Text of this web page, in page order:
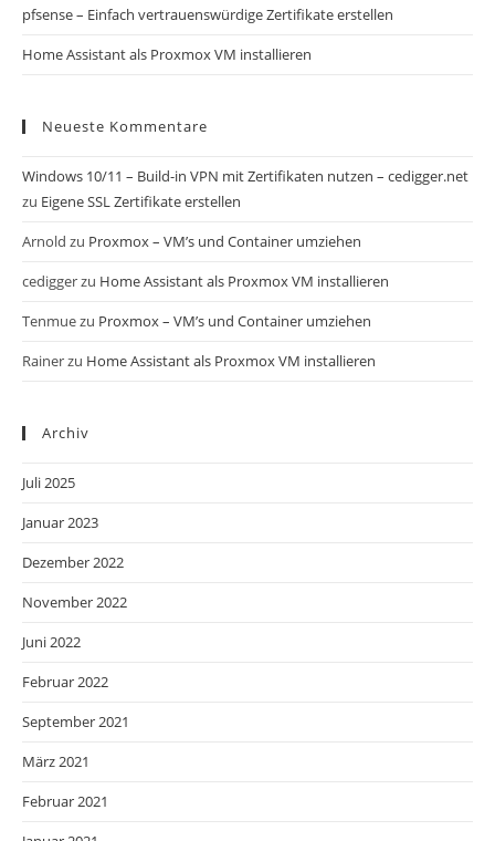
pfsense – Einfach vertrauenswürdige Zertifikate erstellen
Home Assistant als Proxmox VM installieren
Neueste Kommentare
Windows 10/11 – Build-in VPN mit Zertifikaten nutzen – cedigger.net
zu Eigene SSL Zertifikate erstellen
Arnold zu Proxmox – VM’s und Container umziehen
cediggerzu Home Assistant als Proxmox VM installieren
Tenmuezu Proxmox – VM’s und Container umziehen
Rainerzu Home Assistant als Proxmox VM installieren
Archiv
Juli 2025
Januar 2023
Dezember 2022
November 2022
Juni 2022
Februar 2022
September 2021
März 2021
Februar 2021